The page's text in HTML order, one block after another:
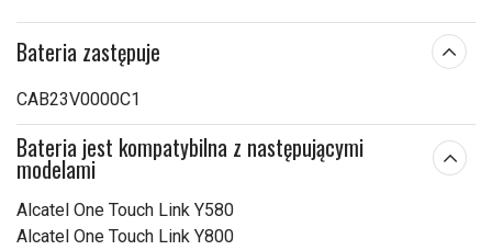
mm
Pojemność:
Bateria zastępuje
CAB23V0000C1
Bateria jest kompatybilna z następującymi
modelami
Alcatel One Touch Link Y580
Alcatel One Touch Link Y800